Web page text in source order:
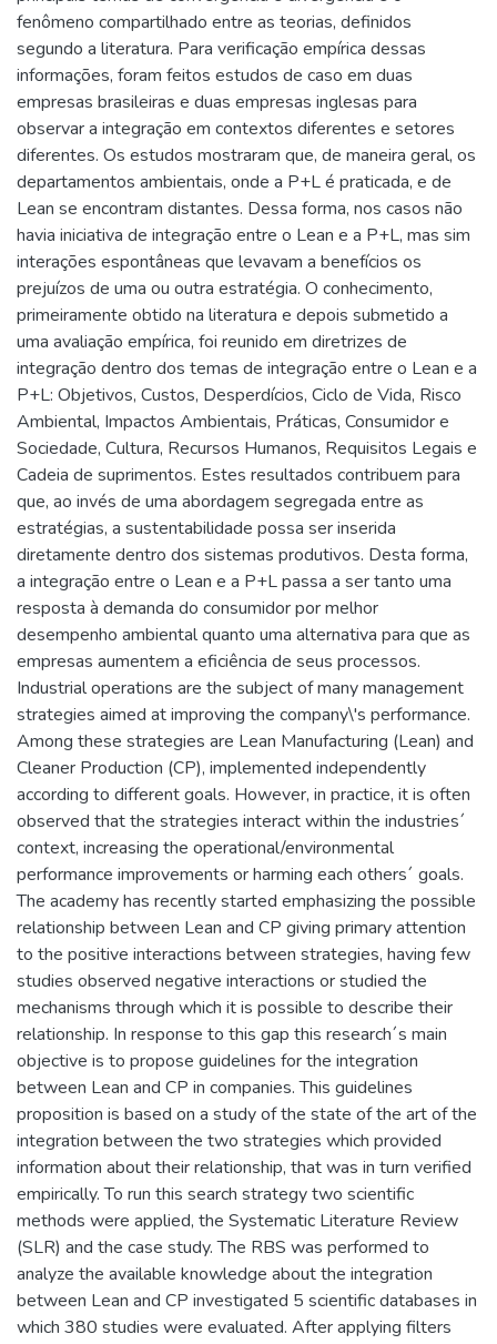
fenômeno compartilhado entre as teorias, definidos
segundo a literatura. Para verificação empírica dessas
informações, foram feitos estudos de caso em duas
empresas brasileiras e duas empresas inglesas para
observar a integração em contextos diferentes e setores
diferentes. Os estudos mostraram que, de maneira geral, os
departamentos ambientais, onde a P+L é praticada, e de
Lean se encontram distantes. Dessa forma, nos casos não
havia iniciativa de integração entre o Lean e a P+L, mas sim
interações espontâneas que levavam a benefícios os
prejuízos de uma ou outra estratégia. O conhecimento,
primeiramente obtido na literatura e depois submetido a
uma avaliação empírica, foi reunido em diretrizes de
integração dentro dos temas de integração entre o Lean e a
P+L: Objetivos, Custos, Desperdícios, Ciclo de Vida, Risco
Ambiental, Impactos Ambientais, Práticas, Consumidor e
Sociedade, Cultura, Recursos Humanos, Requisitos Legais e
Cadeia de suprimentos. Estes resultados contribuem para
que, ao invés de uma abordagem segregada entre as
estratégias, a sustentabilidade possa ser inserida
diretamente dentro dos sistemas produtivos. Desta forma,
a integração entre o Lean e a P+L passa a ser tanto uma
resposta à demanda do consumidor por melhor
desempenho ambiental quanto uma alternativa para que as
empresas aumentem a eficiência de seus processos.
Industrial operations are the subject of many management
strategies aimed at improving the company\'s performance.
Among these strategies are Lean Manufacturing (Lean) and
Cleaner Production (CP), implemented independently
according to different goals. However, in practice, it is often
observed that the strategies interact within the industries´
context, increasing the operational/environmental
performance improvements or harming each others´ goals.
The academy has recently started emphasizing the possible
relationship between Lean and CP giving primary attention
to the positive interactions between strategies, having few
studies observed negative interactions or studied the
mechanisms through which it is possible to describe their
relationship. In response to this gap this research´s main
objective is to propose guidelines for the integration
between Lean and CP in companies. This guidelines
proposition is based on a study of the state of the art of the
integration between the two strategies which provided
information about their relationship, that was in turn verified
empirically. To run this search strategy two scientific
methods were applied, the Systematic Literature Review
(SLR) and the case study. The RBS was performed to
analyze the available knowledge about the integration
between Lean and CP investigated 5 scientific databases in
which 380 studies were evaluated. After applying filters